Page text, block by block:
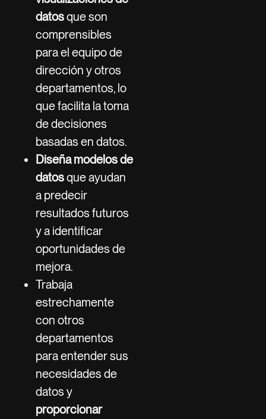
datosque son
comprensibles
para el equipo de
dirección y otros
departamentos, lo
que facilita la toma
de decisiones
basadas en datos.
Diseña modelos de
datosque ayudan
a predecir
resultados futuros
y a identificar
oportunidades de
mejora.
Trabaja
estrechamente
con otros
departamentos
para entender sus
necesidades de
datos y
proporcionar